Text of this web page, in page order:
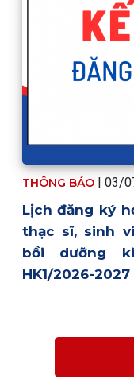
THÔNG BÁO | 03/
Lịch đăng ký
thạc sĩ, sinh
bồi dưỡng
HK1/2026-